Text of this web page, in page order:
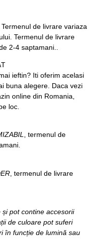
de livrare variaza
Termenul de livrare
2-4 saptamani..
ieftin? Iti oferim acelasi
buna alegere. Daca vezi
online din Romania,
loc.
, termenul de
, termenul de livrare
pot contine accesorii
de culoare pot suferi
în funcție de lumină sau